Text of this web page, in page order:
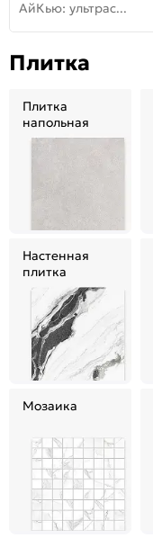
АйКью: ультрас...
Плитка
Плитка
напольная
Настенная
плитка
Мозаика